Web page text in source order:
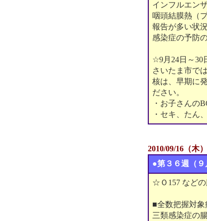
インフルエン
咽頭結膜熱（
報告が多い状
感染症の予防
☆9月24日～30
さいたま市で
核は、早期に
ださい。
・お子さんの
・セキ、たん
2010/09/16（木）
●第３６週（
☆Ｏ157 などの
■全数把握対象
三類感染症の